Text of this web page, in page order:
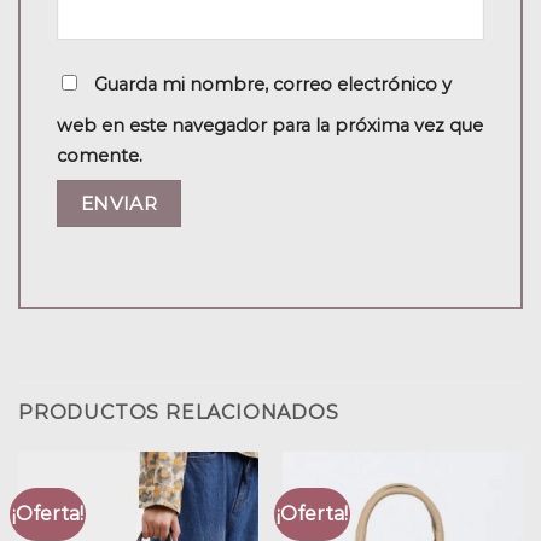
Guarda mi nombre, correo electrónico y
web en este navegador para la próxima vez que
comente.
PRODUCTOS RELACIONADOS
¡Oferta! ¡Oferta!